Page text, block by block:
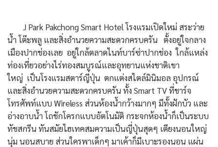
J Park Pakchong Smart Hotel โรงแรมเปิดใหม่ สระว่าย
น้ำ โต๊ะพลู และสิ่งอำนวยความสะดวกครบครัน ตั้งอยู่ใจกลาง
เมืองปากช่องเลย อยู่ใกล้ตลาดไนท์บาร์ซ่าปากช่อง ใกล้แหล่ง
ท่องเที่ยวอย่างไร่ทองสมบูรณ์และอุทยานแห่งชาติเขา
ใหญ่ เป็นโรงแรมสตาร์ญี่ปุ่น ตกแต่งสไตล์มินิมอล อุปกรณ์
และสิ่งอำนวยความสะดวกครบครัน ทั้ง Smart TV ที่ชาร์จ
โทรศัพท์แบบ Wireless ส่วนห้องน้ำกว้างมากๆ มีทั้งฝักบัว และ
อ่างอาบน้ำ โถชักโครกแบบอัตโนมัติ กระจกห้องน้ำก็เป็นระบบ
ทัชสกรีน ทันสมัยไฮเทคสมความเป็นญี่ปุ่นสุดๆ เตียงนอนใหญ่
นุ่ม นอนสบาย ส่วนใครพาเด็กๆ มาเค้าก็มีเบาะรองนอน แผ่น